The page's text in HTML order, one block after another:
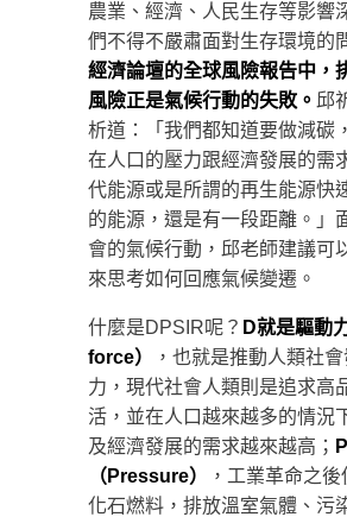
農業、經濟、人民生存等影響
們不得不嚴肅面對生存環境的
經濟論壇的全球風險報告中，
風險正是氣候行動的失敗。 邱
析道：「我們都知道要做減碳
在人口的壓力跟經濟發展的需
代能源或是所謂的再生能源快
的能源，還是有一段距離。」
會的氣候行動，邱老師建議可
來思考如何回應氣候變遷。
什麼是DPSIR呢？ D就是驅動
force）
，也就是推動人類社
力，現代社會人類則是追求高
活，並在人口越來越多的情況
及經濟發展的需求越來越高；
（Pressure）
，工業革命之
化石燃料，排放溫室氣體、污